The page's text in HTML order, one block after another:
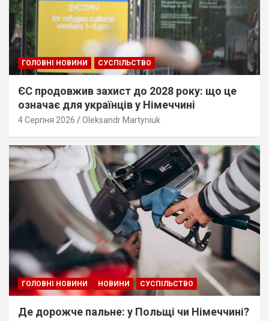
ГОЛОВНІ НОВИНИ СУСПІЛЬСТВО
ЄС продовжив захист до 2028 року: що це
означає для українців у Німеччині
4 Серпня 2026 Oleksandr Martyniuk
ГОЛОВНІ НОВИНИ НОВИНИ СУСПІЛЬСТВО
Де дорожче пальне: у Польщі чи Німеччині?